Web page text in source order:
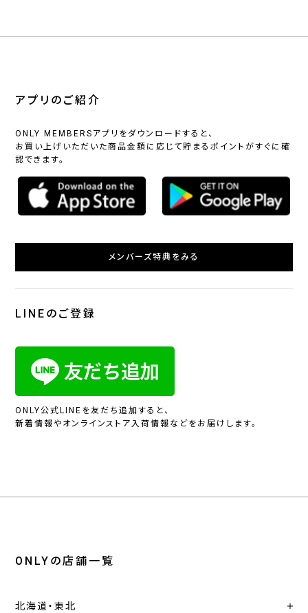
アプリのご紹介
ONLY MEMBERSアプリをダウンロードすると、
お買い上げいただいた商品金額に応じて貯まるポイントがすぐに確
認できます。
メンバーズ特典をみる
LINEのご登録
ONLY公式LINEを友だち追加すると、
新着情報やオンラインストア入荷情報などをお届けします。
ONLYの店舗一覧
北海道・東北